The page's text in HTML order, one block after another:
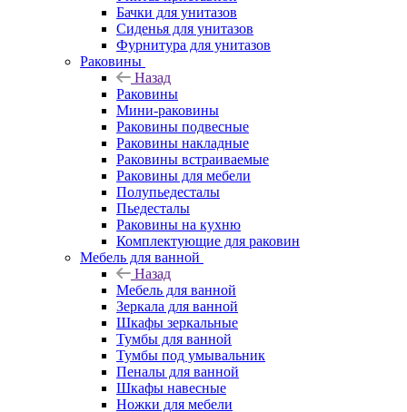
Бачки для унитазов
Сиденья для унитазов
Фурнитура для унитазов
Раковины
Назад
Раковины
Мини-раковины
Раковины подвесные
Раковины накладные
Раковины встраиваемые
Раковины для мебели
Полупьедесталы
Пьедесталы
Раковины на кухню
Комплектующие для раковин
Мебель для ванной
Назад
Мебель для ванной
Зеркала для ванной
Шкафы зеркальные
Тумбы для ванной
Тумбы под умывальник
Пеналы для ванной
Шкафы навесные
Ножки для мебели